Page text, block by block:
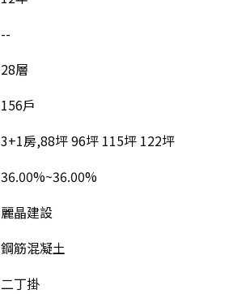
--
28層
156戶
3+1房,88坪 96坪 115坪 122坪
36.00%~36.00%
麗晶建設
鋼筋混凝土
二丁掛